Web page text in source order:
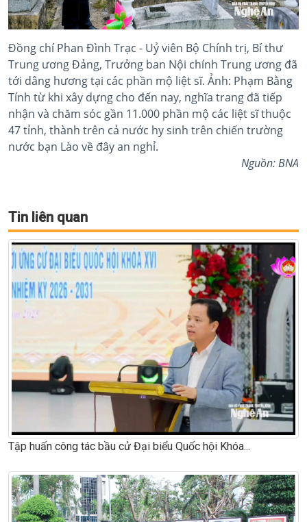
Đồng chí Phan Đình Trạc - Uỷ viên Bộ Chính trị, Bí thư
Trung ương Đảng, Trưởng ban Nội chính Trung ương đã
tới dâng hương tại các phần mộ liệt sĩ. Ảnh: Phạm Bằng
Tính từ khi xây dựng cho đến nay, nghĩa trang đã tiếp
nhận và chăm sóc gần 11.000 phần mộ các liệt sĩ thuộc
47 tỉnh, thành trên cả nước hy sinh trên chiến trường
nước bạn Lào về đây an nghỉ.
Nguồn: BNA
Tin liên quan
Tập huấn công tác bầu cử Đại biểu Quốc hội Khóa...